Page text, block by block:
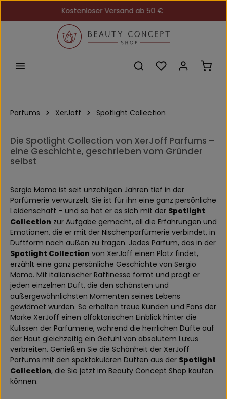
Zum Hauptinhalt springenKostenloser Versand ab 50 €
Du hast 0
Parfums XerJoff Spotlight Collection
Die Spotlight Collection von XerJoff Parfums –
eine Geschichte, geschrieben vom Gründer
selbst
Sergio Momo ist seit unzähligen Jahren tief in der
Parfümerie verwurzelt. Sie ist für ihn eine ganz persönliche
Leidenschaft – und so hat er es sich mit der Spotlight
Collection zur Aufgabe gemacht, all die Erfahrungen und
Emotionen, die er mit der Nischenparfümerie verbindet, in
Duftform nach außen zu tragen. Jedes Parfum, das in der
Spotlight Collection von XerJoff einen Platz findet,
erzählt eine ganz persönliche Geschichte von Sergio
Momo. Mit italienischer Raffinesse formt und prägt er
jeden einzelnen Duft, die den schönsten und
außergewöhnlichsten Momenten seines Lebens
gewidmet wurden. So erhalten treue Kunden und Fans der
Marke XerJoff einen olfaktorischen Einblick hinter die
Kulissen der Parfümerie, während die herrlichen Düfte auf
der Haut gleichzeitig ein Gefühl von absolutem Luxus
verbreiten. Genießen Sie die Schönheit der XerJoff
Parfums mit den spektakulären Düften aus der Spotlight
Collection, die Sie jetzt im Beauty Concept Shop kaufen
können.